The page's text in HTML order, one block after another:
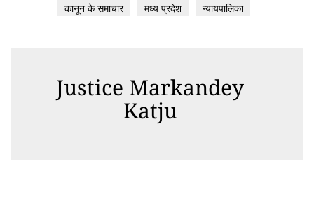
कानून के समाचार
मध्य प्रदेश न्यायपालिका
Justice Markandey
Katju